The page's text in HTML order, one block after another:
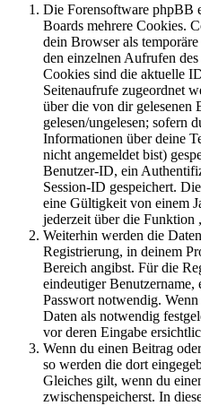
Die Forensoftware phpBB
Boards mehrere Cookies.
dein Browser als
den einzelnen Aufrufen
Cookies sind die aktuelle
Seitenaufrufe zugeordnet
über die von dir gelesenen
gelesen/ungelesen; sofern
Informationen über deine
nicht angemeldet bist)
Benutzer-ID, ein
Session-ID gespeichert.
eine Gültigkeit von einem
jederzeit über die Funktion
Weiterhin werden die
Registrierung, in deinem
Bereich angibst. Für die
eindeutiger
Passwort notwendig.
Daten als notwendig
vor deren Eingabe
Wenn du einen Beitrag
so werden die dort
Gleiches gilt, wenn du
zwischenspeicherst. In